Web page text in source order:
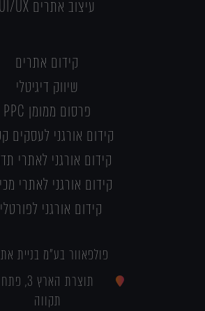
עיצוב אתרים UI/UX
קידום אתרים
שיווק דיגיטלי
פרסום ממומן PPC
קידום אורגני לעסקים
קידום אורגני לאתרי
קידום אורגני לאתרי
קידום אורגני
פולפאוור בע"מ בניית
תוצרת הארץ 3, פתח
תקווה